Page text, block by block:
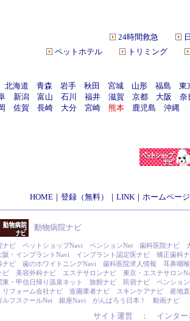
24時間救急
ペットホテル
トリミング
北海道 青森 岩手 秋田 宮城 山形 福島
東
新潟 富山 石川 福井 滋賀 京都 大阪
奈
佐賀 長崎 大分 宮崎 熊本 鹿児島 沖縄
HOME ｜ 登録（無料） ｜ LINK ｜ ホームペー
動物病院ナビ
ナビ ペットショップNavi ペンションNet 歯科医院ナビ
阪・インプラントNavi インプラント認定医ナビ
矯正歯科
ナビ
歯のホワイトニングNavi 歯科医院求人情報
耳鼻咽
ビ
美容外科ナビ エステサロンナビ
東京・エステサロン
東・甲信日帰り温泉ネット 旅館ナビ 民宿ナビ
ペンショ
リフォーム会社ナビ 造園業者ナビ スキンケアナビ
産地
ルフスクールNet 銀座Navi がんばろう日本！ 動画ナビ
サイト運営 ： インタ